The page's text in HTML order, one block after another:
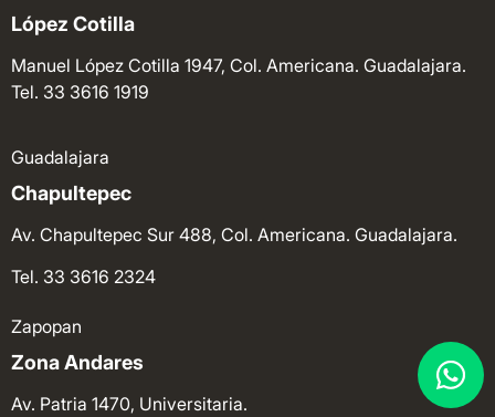
López Cotilla
Manuel López Cotilla 1947, Col. Americana. Guadalajara.
Tel. 33 3616 1919
Guadalajara
Chapultepec
Av. Chapultepec Sur 488, Col. Americana. Guadalajara.
Tel. 33 3616 2324
Zapopan
Zona Andares
Av. Patria 1470, Universitaria.